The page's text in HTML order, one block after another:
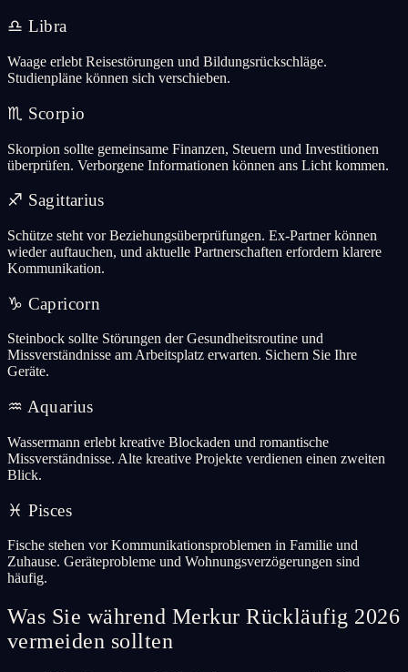
♎ Libra
Waage erlebt Reisestörungen und Bildungsrückschläge.
Studienpläne können sich verschieben.
♏ Scorpio
Skorpion sollte gemeinsame Finanzen, Steuern und Investitionen
überprüfen. Verborgene Informationen können ans Licht kommen.
♐ Sagittarius
Schütze steht vor Beziehungsüberprüfungen. Ex-Partner können
wieder auftauchen, und aktuelle Partnerschaften erfordern klarere
Kommunikation.
♑ Capricorn
Steinbock sollte Störungen der Gesundheitsroutine und
Missverständnisse am Arbeitsplatz erwarten. Sichern Sie Ihre
Geräte.
♒ Aquarius
Wassermann erlebt kreative Blockaden und romantische
Missverständnisse. Alte kreative Projekte verdienen einen zweiten
Blick.
♓ Pisces
Fische stehen vor Kommunikationsproblemen in Familie und
Zuhause. Geräteprobleme und Wohnungsverzögerungen sind
häufig.
Was Sie während Merkur Rückläufig 2026
vermeiden sollten